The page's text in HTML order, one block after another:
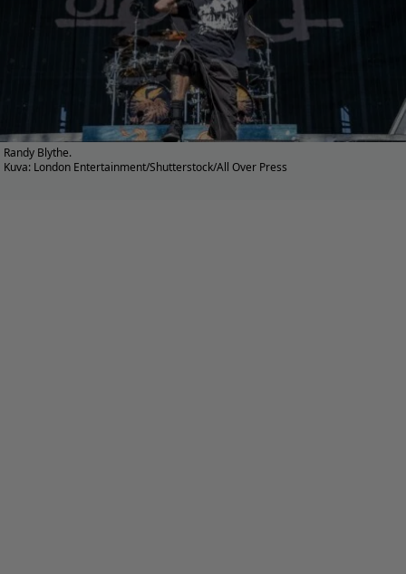
Randy Blythe.
Kuva: London Entertainment/Shutterstock/All Over Press